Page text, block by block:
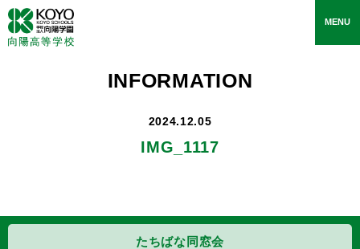
toggle
MENU
INFORMATION
2024.12.05
IMG_1117
たちばな同窓会